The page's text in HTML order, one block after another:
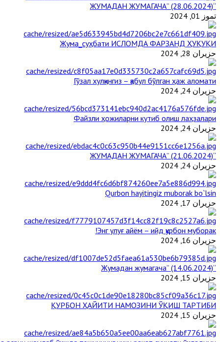
“ЖУМАДАН ЖУМАГАЧА” (28.06.2024)
تموز 01, 2024
Жума_суҳбати ИСЛОМДА ФАРЗАНД ҲУҚУҚИ
حزيران 28, 2024
Гўзал хулқингиз – қабул бўлган ҳаж аломати
حزيران 24, 2024
Файзли ҳожиларни кутиб олиш лаҳзалари
حزيران 24, 2024
“ЖУМАДАН ЖУМАГАЧА” (21.06.2024)
حزيران 24, 2024
Qurbon hayitingiz muborak bo`lsin
حزيران 17, 2024
Энг улуғ айём – ийд қурбон муборак!
حزيران 16, 2024
“Жумадан жумагача” (14.06.2024)
حزيران 15, 2024
ҚУРБОН ҲАЙИТИ НАМОЗИНИ ЎҚИШ ТАРТИБИ
حزيران 15, 2024